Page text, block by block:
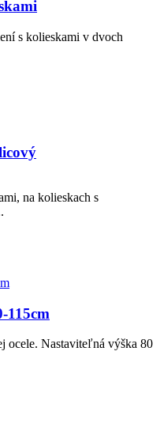
s kolieskami v dvoch
na kolieskach s
115cm
ocele. Nastaviteľná výška 80